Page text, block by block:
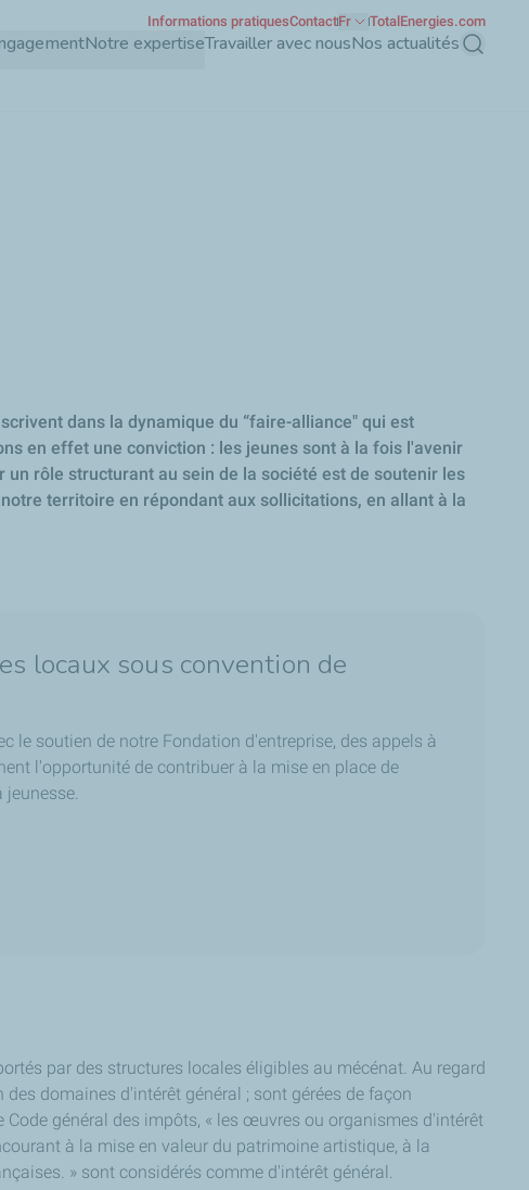
Notre expertiseTravailler avec nousNos actualités
Informations pratiquesContactFr TotalEnergies.com
dans la dynamique du “faire-alliance" qui est
en effet une conviction : les jeunes sont à la fois l'avenir
rôle structurant au sein de la société est de soutenir les
territoire en répondant aux sollicitations, en allant à la
locaux sous convention de
le soutien de notre Fondation d'entreprise, des appels à
l'opportunité de contribuer à la mise en place de
par des structures locales éligibles au mécénat. Au regard
domaines d'intérêt général ; sont gérées de façon
général des impôts, « les œuvres ou organismes d'intérêt
à la mise en valeur du patrimoine artistique, à la
» sont considérés comme d'intérêt général.